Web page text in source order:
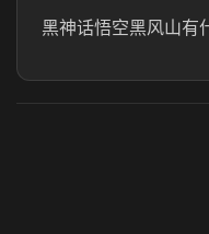
黑神话悟空黑风山有